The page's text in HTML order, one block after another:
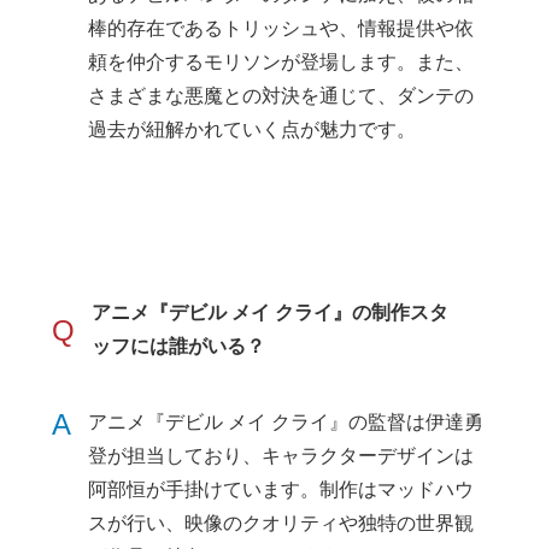
棒的存在であるトリッシュや、情報提供や依
頼を仲介するモリソンが登場します。また、
さまざまな悪魔との対決を通じて、ダンテの
過去が紐解かれていく点が魅力です。
Q
アニメ『デビル メイ クライ』の制作スタ
ッフには誰がいる？
A
アニメ『デビル メイ クライ』の監督は伊達勇
登が担当しており、キャラクターデザインは
阿部恒が手掛けています。制作はマッドハウ
スが行い、映像のクオリティや独特の世界観